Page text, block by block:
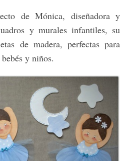
de Mónica, diseñadora y
y murales infantiles, su
de madera, perfectas para
y niños.